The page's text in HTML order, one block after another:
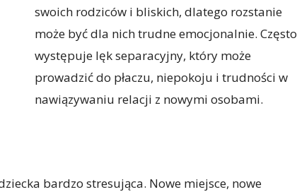
swoich rodziców i bliskich, dlatego rozstanie
może być dla nich trudne emocjonalnie. Często
występuje lęk separacyjny, który może
prowadzić do płaczu, niepokoju i trudności w
nawiązywaniu relacji z nowymi osobami.
bardzo stresująca. Nowe miejsce, nowe